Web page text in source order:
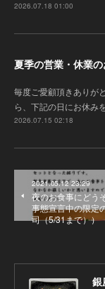
2026.07.18 01:00
夏季の営業・休業
毎度ご愛顧頂きありが
ら、下記の日にお休み
2026.07.15 02:18
2021.05.12 23:29
夜のお食事にどう
事態宣言中の限定
司（5/31まで））
銀